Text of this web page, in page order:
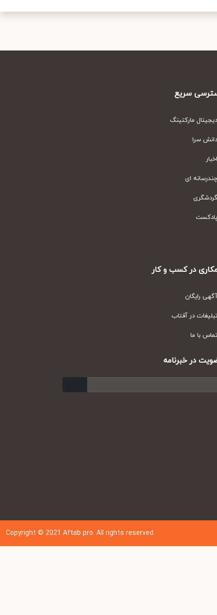
سریع
مارکتینگ
سرا
ای
در کسب و کار
رایگان
در آفتاب
با ما
در خبرنامه
Copyright © 202 1Aftab pro. All rights reserved.